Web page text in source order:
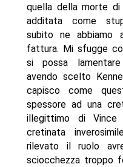
quella della morte
additata come
subito ne abbiamo
fattura. Mi sfugge
si possa
avendo scelto
capisco come
spessore ad una
illegittimo di Vince
cretinata
rilevato il ruolo
sciocchezza troppo